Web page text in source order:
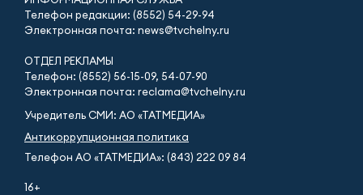
Телефон редакции: (8552) 54-29-94
Электронная почта: news@tvchelny.ru
ОТДЕЛ РЕКЛАМЫ
Телефон: (8552) 56-15-09, 54-07-90
Электронная почта: reclama@tvchelny.ru
Учредитель СМИ: АО «ТАТМЕДИА»
Антикоррупционная политика
Телефон АО «ТАТМЕДИА»: (843) 222 09 84
16+